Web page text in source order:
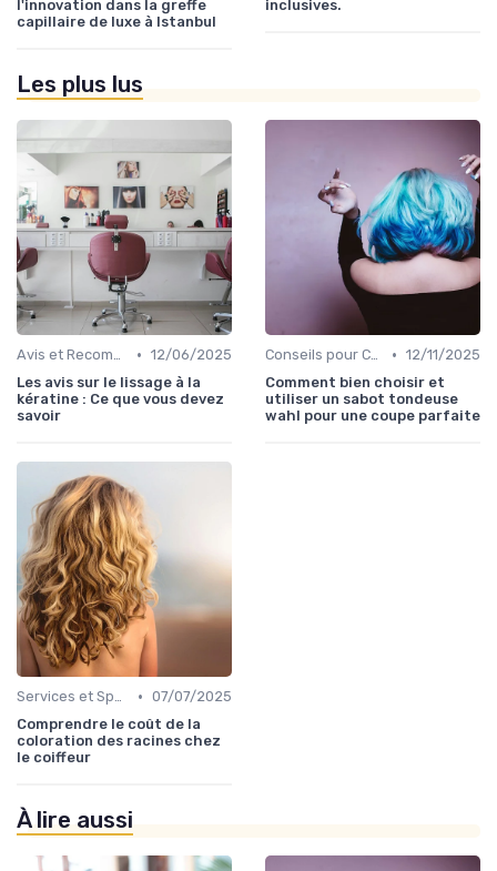
l'innovation dans la greffe
capillaire de luxe à Istanbul
inclusives.
Les plus lus
Avis et Recommandations • 12/06/2025
Les avis sur le lissage à la
kératine : Ce que vous devez
savoir
Conseils pour Choisir son Coiffeur • 12/11/2025
Comment bien choisir et
utiliser un sabot tondeuse
wahl pour une coupe parfaite
Services et Spécialités • 07/07/2025
Comprendre le coût de la
coloration des racines chez
le coiffeur
À lire aussi